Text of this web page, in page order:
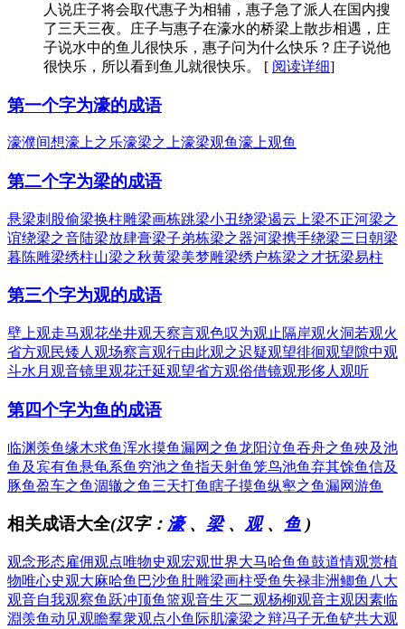
人说庄子将会取代惠子为相辅，惠子急了派人在国内搜
了三天三夜。庄子与惠子在濠水的桥梁上散步相遇，庄
子说水中的鱼儿很快乐，惠子问为什么快乐？庄子说他
很快乐，所以看到鱼儿就很快乐。 [ 阅读详细]
第一个字为濠的成语
濠濮间想濠上之乐濠梁之上濠梁观鱼濠上观鱼
第二个字为梁的成语
悬梁刺股偷梁换柱雕梁画栋跳梁小丑绕梁遏云 上梁不正河梁之
谊绕梁之音陆梁放肆膏梁子弟栋梁之器河梁携手绕梁三日 朝梁
暮陈雕梁绣柱山梁之秋黄梁美梦雕梁绣户栋梁之才抚梁易柱
第三个字为观的成语
壁上观走马观花坐井观天察言观色叹为观止 隔岸观火洞若观火
省方观民矮人观场察言观行由此观之迟疑观望徘徊观望隙中观
斗水月观音镜里观花迁延观望省方观俗借镜观形侈人观听
第四个字为鱼的成语
临渊羡鱼缘木求鱼浑水摸鱼漏网之鱼龙阳泣鱼吞舟之鱼殃及池
鱼 及宾有鱼悬龟系鱼 穷池之鱼指天射鱼笼鸟池鱼弃其馀鱼信及
豚鱼盈车之鱼涸辙之鱼 三天打鱼瞎子摸鱼纵壑之鱼漏网游鱼
相关成语大全(汉字： 濠、 梁、 观、 鱼 )
观念形态雇佣观点唯物史观宏观世界大马哈鱼鱼鼓道情观赏植
物唯心史观大麻哈鱼 巴沙鱼肚雕梁画柱受鱼失禄非洲鲫鱼 八大
观音自我观察鱼跃冲顶鱼篮观音生灭二观杨柳观音主观因素临
淵羡鱼动见观瞻羣衆观点小鱼际肌濠梁之辩冯子无鱼铲共大观